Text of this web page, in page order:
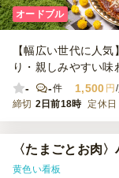
オードブル
【幅広い世代に人
り・親しみやすい
-
-件 1,500 円
締切 2日前18時 定休日
〈たまごとお肉
黄色い看板